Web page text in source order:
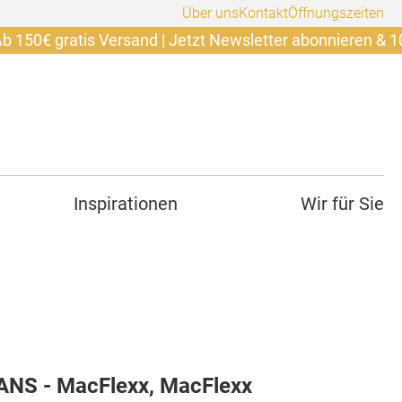
Über unsKontaktÖffnungszeiten
gratis Versand | Jetzt Newsletter abonnieren & 10€
Inspirationen Wir für Sie
- MacFlexx, MacFlexx